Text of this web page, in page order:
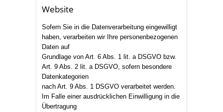
Website
Sofern Sie in die Datenverarbeitung eingewilligt
haben, verarbeiten wir Ihre personenbezogenen
Daten auf
Grundlage von Art. 6 Abs. 1 lit. a DSGVO bzw.
Art. 9 Abs. 2 lit. a DSGVO, sofern besondere
Datenkategorien
nach Art. 9 Abs. 1 DSGVO verarbeitet werden.
Im Falle einer ausdrücklichen Einwilligung in die
Übertragung